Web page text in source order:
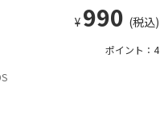
¥ 990 (税込)
ポイント：4